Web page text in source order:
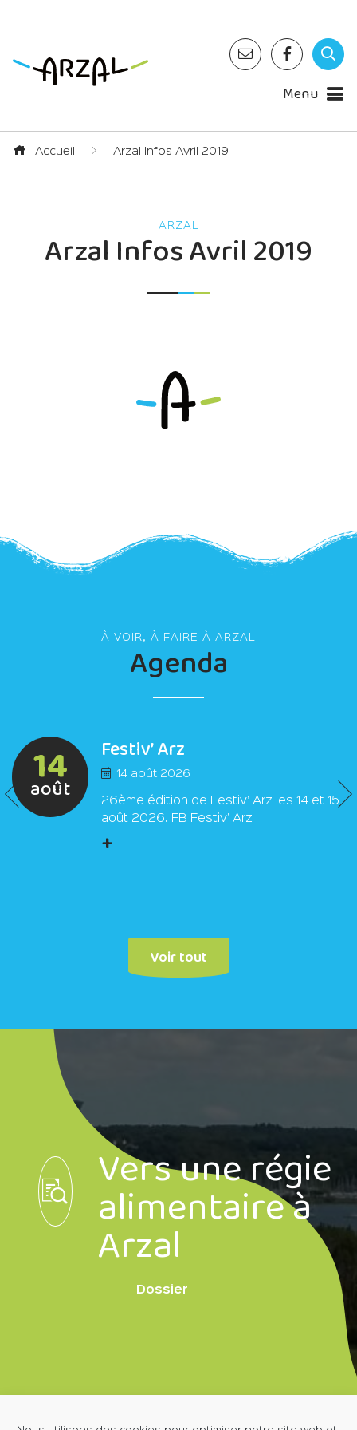
Menu
Accueil Arzal Infos Avril 2019
Arzal Infos Avril 2019
À VOIR, À FAIRE À ARZAL
Agenda
14
août
Festiv’ Arz
14 août 2026
26ème édition de Festiv’ Arz les 14 et 15
août 2026. FB Festiv’ Arz
+
Voir tout
Vers une régie
alimentaire à
Arzal
Dossier